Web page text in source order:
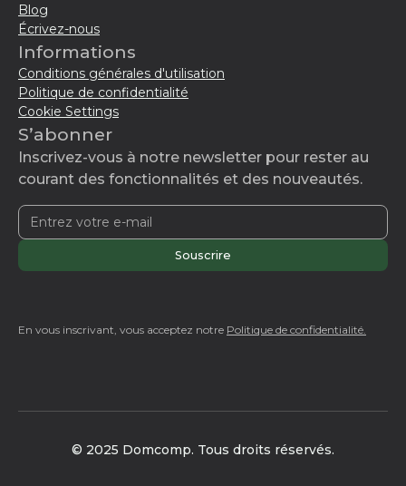
Blog
Écrivez-nous
Informations
Conditions générales d'utilisation
Politique de confidentialité
Cookie Settings
S’abonner
Inscrivez-vous à notre newsletter pour rester au
courant des fonctionnalités et des nouveautés.
En vous inscrivant, vous acceptez notre Politique de confidentialité.
© 2025 Domcomp. Tous droits réservés.